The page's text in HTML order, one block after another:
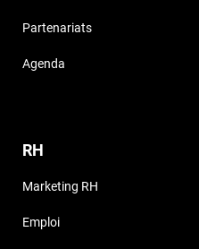
Partenariats
Agenda
RH
Marketing RH
Emploi